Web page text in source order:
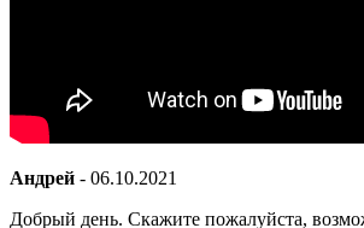
Андрей - 06.10.2021
Добрый день. Скажите пожалуйста,